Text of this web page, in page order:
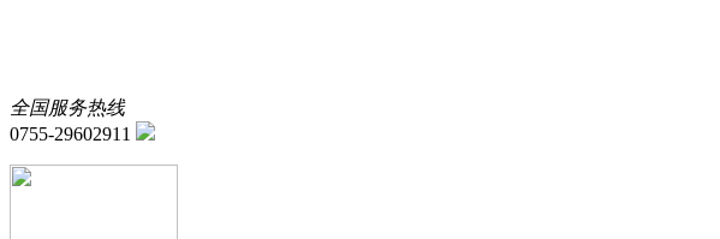
全国服务热线
0755-29602911